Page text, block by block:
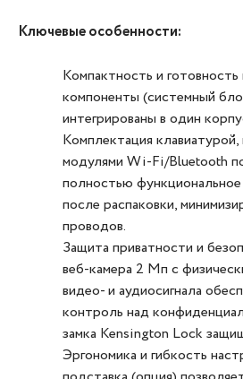
Ключевые особенности:
Компактность и
компоненты (системный
интегрированы в один
Комплектация
модулями Wi-Fi/Bluetooth
полностью
после распаковки,
проводов.
Защита приватности и
веб-камера 2 Мп с
видео- и аудиосигнала
контроль над
замка Kensington Lock
Эргономика и гибкость